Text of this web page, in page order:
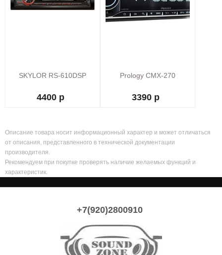
SKYLOR RS-610DSP
4400 р
Prology CMX-270
3390 р
Описание товара носит информационный характер и может отличаться
от описания, представленного в технической документации
производителя.
Рекомендуем при покупке проверять наличие желаемых функций и
характеристик.
+7(920)2800910